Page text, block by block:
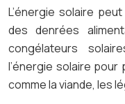
L’énergie solaire
des denrées
congélateurs
l’énergie solaire
comme la viande, les